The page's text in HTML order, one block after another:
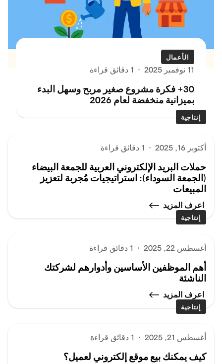
الأعمال
11 نوفمبر 2025 · 1 دقائق قراءة
30+ فكرة مشروع صغير مربح وسهل البدء
بميزانية منخفضة لعام 2026
إنتاجية
أكتوبر 16, 2025 · 1 دقائق قراءة
حملات البريد الإلكتروني العربية للجمعة البيضاء
(الجمعة السوداء): استراتيجيات مُجربة لتعزيز
المبيعات
اعرف المزيد
إنتاجية
أغسطس 22, 2025 · 1 دقائق قراءة
أهم الموظفين الأساسين وأدوارهم لشركتك
الناشئة
اعرف المزيد
إنتاجية
أغسطس 21, 2025 · 1 دقائق قراءة
كيف يمكنك بيع موقع إلكتروني لعميل؟